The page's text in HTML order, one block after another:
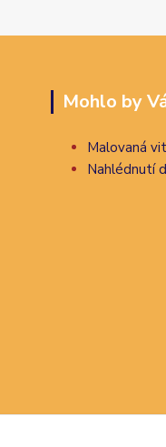
Mohlo by
Malovaná
Nahlédnutí